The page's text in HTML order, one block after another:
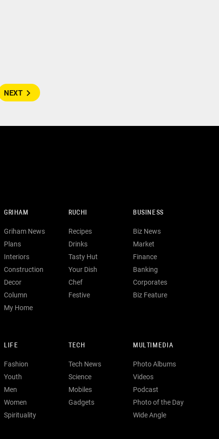
NEXT navigate_next
GRIHAM
Griham News
Plans
Interiors
Construction
Decor
Column
My Home
RUCHI
Recipes
Drinks
Tasty Hut
Your Dish
Chef
Festive
BUSINESS
Biz News
Market
Finance
Banking
Corporates
Biz Feature
LIFE
Fashion
Youth
Men
Women
Spirituality
TECH
Tech News
Science
Mobiles
Gadgets
MULTIMEDIA
Photo Albums
Videos
Podcast
Photo of the Day
Wide Angle